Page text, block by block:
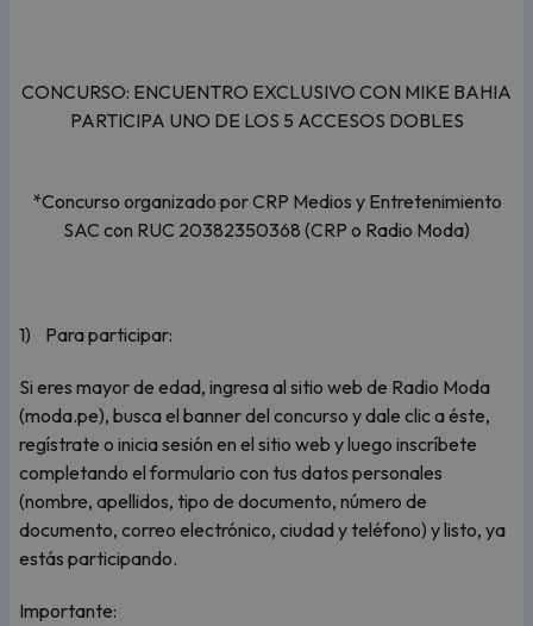
CONCURSO: ENCUENTRO EXCLUSIVO CON MIKE BAHIA
PARTICIPA UNO DE LOS 5 ACCESOS DOBLES
*Concurso organizado por CRP Medios y Entretenimiento
SAC con RUC 20382350368 (CRP o Radio Moda)
1) Para participar:
Si eres mayor de edad, ingresa al sitio web de Radio Moda
(moda.pe), busca el banner del concurso y dale clic a éste,
regístrate o inicia sesión en el sitio web y luego inscríbete
completando el formulario con tus datos personales
(nombre, apellidos, tipo de documento, número de
documento, correo electrónico, ciudad y teléfono) y listo, ya
estás participando.
Importante: